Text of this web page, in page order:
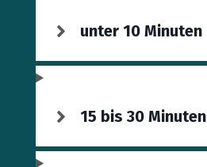
unter 10 Minuten
15 bis 30 Minuten